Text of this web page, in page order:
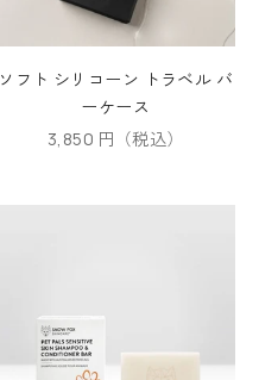
ソフト シリコーン トラベル バ
ーケース
セール価格
3,850 円（税込）